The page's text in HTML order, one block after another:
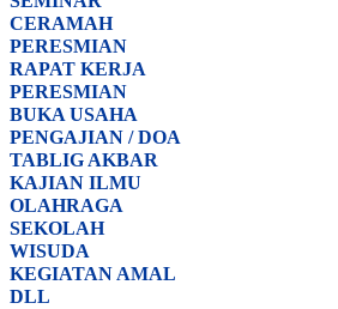
CERAMAH
PERESMIAN
RAPAT KERJA
PERESMIAN
BUKA USAHA
PENGAJIAN / DOA
TABLIG AKBAR
KAJIAN ILMU
OLAHRAGA
SEKOLAH
WISUDA
KEGIATAN AMAL
DLL